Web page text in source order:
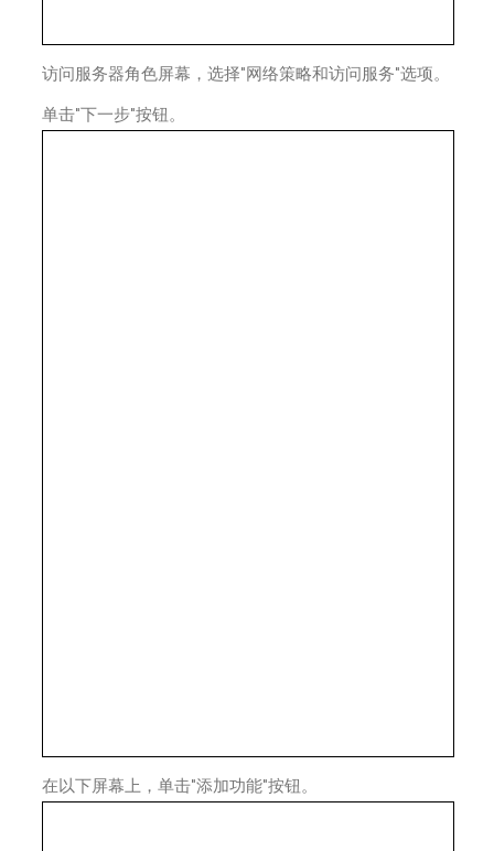
访问服务器角色屏幕，选择"网络策略和访问服务"选项。
单击"下一步"按钮。
在以下屏幕上，单击"添加功能"按钮。